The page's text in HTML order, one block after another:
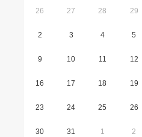
26 27 28 29
2 3 4 5
9 10 11 12
16 17 18 19
23 24 25 26
30 31 1 2